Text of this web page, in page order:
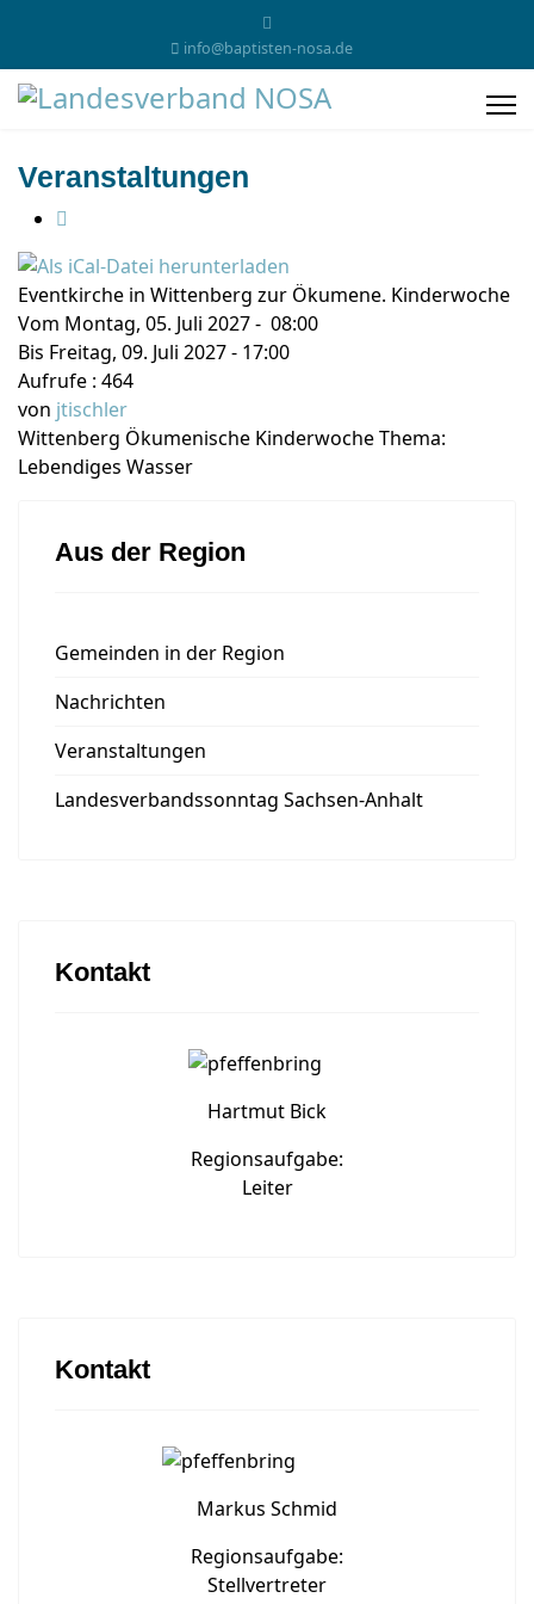
info@baptisten-nosa.de
Veranstaltungen
Eventkirche in Wittenberg zur Ökumene. Kinderwoche
Vom Montag, 05. Juli 2027 - 08:00
Bis Freitag, 09. Juli 2027 - 17:00
Aufrufe : 464
von jtischler
Wittenberg Ökumenische Kinderwoche Thema:
Lebendiges Wasser
Aus der Region
Gemeinden in der Region
Nachrichten
Veranstaltungen
Landesverbandssonntag Sachsen-Anhalt
Kontakt
Hartmut Bick
Regionsaufgabe:
Leiter
Kontakt
Markus Schmid
Regionsaufgabe:
Stellvertreter